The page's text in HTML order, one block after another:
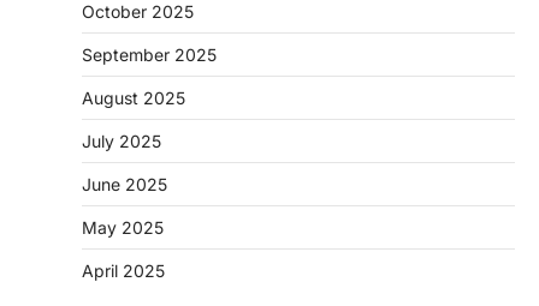
October 2025
September 2025
August 2025
July 2025
June 2025
May 2025
April 2025
रायपुर। राष्ट्रीय कृमि मुक्ति दिवस भारत सरकार द्वारा
CHHATTISGARH